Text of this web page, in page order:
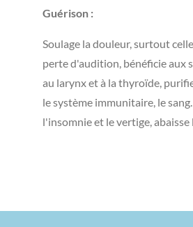
Guérison :
Soulage la douleur, surtout
perte d'audition, bénéficie aux
au larynx et à la thyroïde,
le système immunitaire, le
l'insomnie et le vertige,